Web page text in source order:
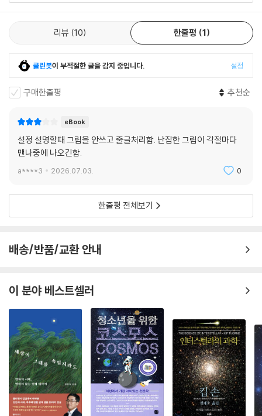
리뷰 10 한줄평 1
클린봇이 부적절한 글을 감지 중입니다. 설정
구매한줄평 추천순
eBook
설정 설명할때 그림을 안쓰고 줄글처리함. 난잡한 그림이 각절마다
맨나중에 나오긴함.
a****3 2026.07.03. 0
한줄평 전체보기
배송/반품/교환 안내
이 분야 베스트셀러